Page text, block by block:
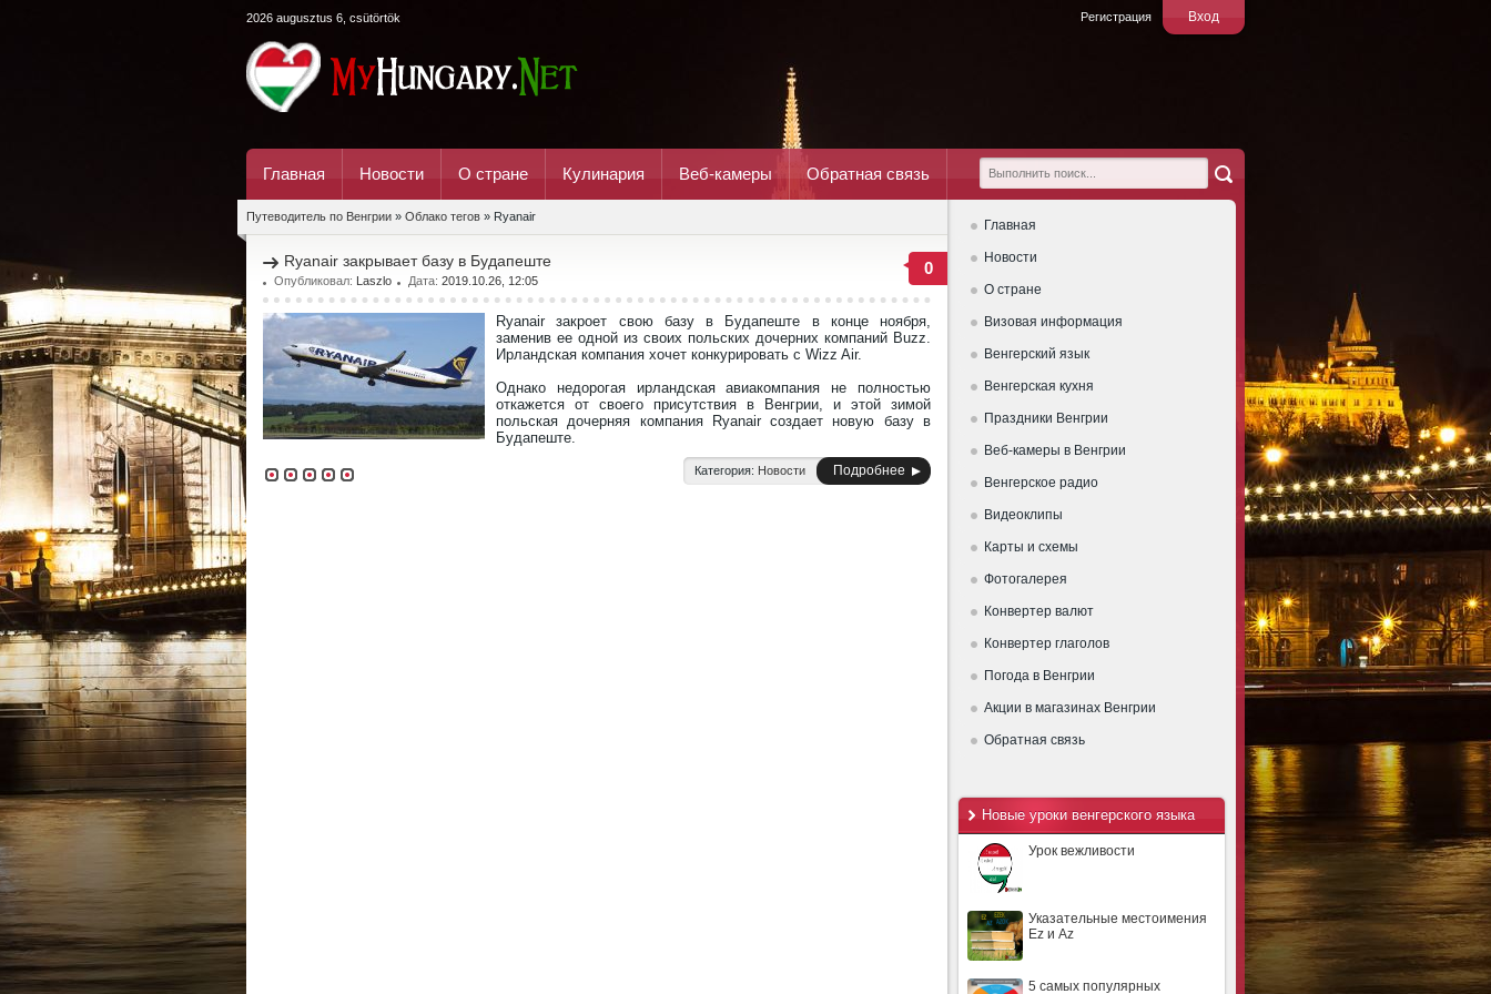
Вход
Регистрация
2026 augusztus 6, csütörtök
Главная Новости О стране Кулинария Веб-камеры Обратная связь
Главная
Новости
О стране
Визовая информация
Венгерский язык
Венгерская кухня
Праздники Венгрии
Веб-камеры в Венгрии
Венгерское радио
Видеоклипы
Карты и схемы
Фотогалерея
Конвертер валют
Конвертер глаголов
Погода в Венгрии
Акции в магазинах Венгрии
Обратная связь
Новые уроки венгерского языка
Урок вежливости
Указательные местоимения
Ez и Az
5 самых популярных
Путеводитель по Венгрии » Облако тегов » Ryanair
0
Ryanair закрывает базу в Будапеште
Опубликовал: Laszlo Дата: 2019.10.26, 12:05
Ryanair закроет свою базу в Будапеште в конце ноября,
заменив ее одной из своих польских дочерних компаний Buzz.
Ирландская компания хочет конкурировать с Wizz Air.
Однако недорогая ирландская авиакомпания не полностью
откажется от своего присутствия в Венгрии, и этой зимой
польская дочерняя компания Ryanair создает новую базу в
Будапеште.
Категория: Новости Подробнее